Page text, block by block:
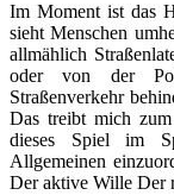
Im Moment ist das
sieht Menschen
allmählich
oder von der
Straßenverkehr
Das treibt mich
dieses Spiel im
Allgemeinen
Der aktive Wille Der